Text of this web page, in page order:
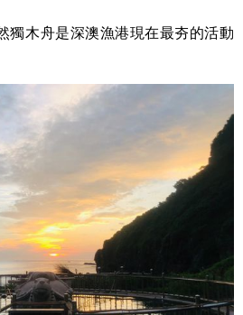
獨木舟是深澳漁港現在最夯的活動